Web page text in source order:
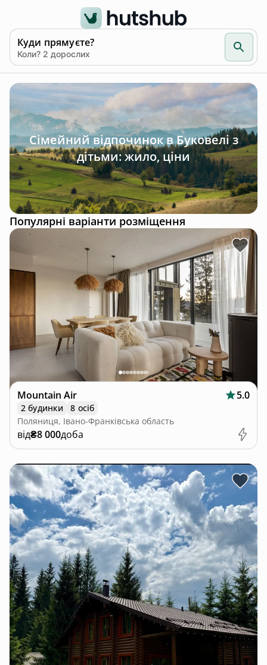
Сторінку не знайдено
Перейти на головну